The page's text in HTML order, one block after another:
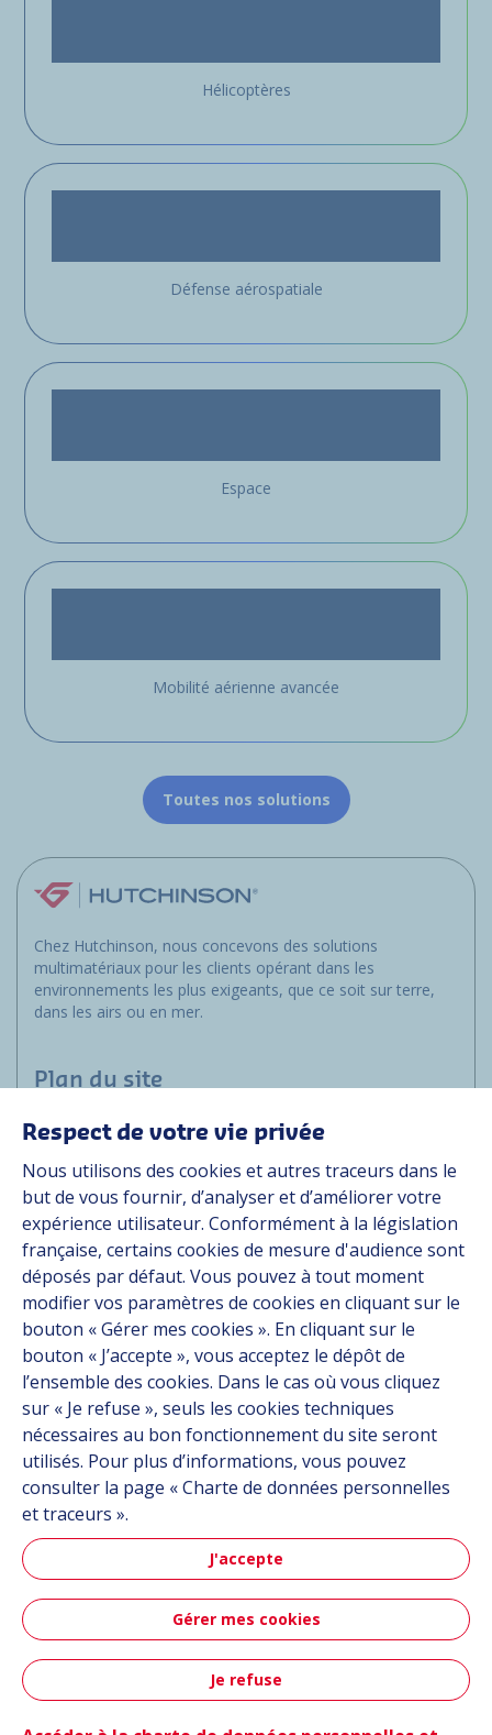
Hélicoptères
Défense aérospatiale
Espace
Mobilité aérienne avancée
Toutes nos solutions
Chez Hutchinson, nous concevons des solutions
multimatériaux pour les clients opérant dans les
environnements les plus exigeants, que ce soit sur terre,
dans les airs ou en mer.
Plan du site
Marchés
Solutions
Ressources
À propos
Carrière
Contact
Suivez-nous
Linkedin
Instagram
Plan du site CGU Données personnelles
Crédits
Respect de votre vie privée
Nous utilisons des cookies et autres traceurs dans le
but de vous fournir, d’analyser et d’améliorer votre
expérience utilisateur. Conformément à la législation
française, certains cookies de mesure d'audience sont
déposés par défaut. Vous pouvez à tout moment
modifier vos paramètres de cookies en cliquant sur le
bouton « Gérer mes cookies ». En cliquant sur le
bouton « J’accepte », vous acceptez le dépôt de
l’ensemble des cookies. Dans le cas où vous cliquez
sur « Je refuse », seuls les cookies techniques
nécessaires au bon fonctionnement du site seront
utilisés. Pour plus d’informations, vous pouvez
consulter la page « Charte de données personnelles
et traceurs ».
J'accepte
Gérer mes cookies
Je refuse